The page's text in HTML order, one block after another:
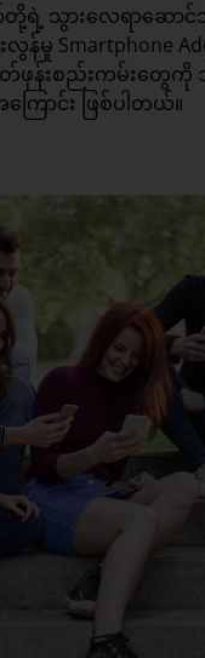
သွားလေရာဆောင်
မှု Smartphone
ဖုန်းစည်းကမ်း‌တွေ
ောင်း ဖြစ်ပါတယ်။